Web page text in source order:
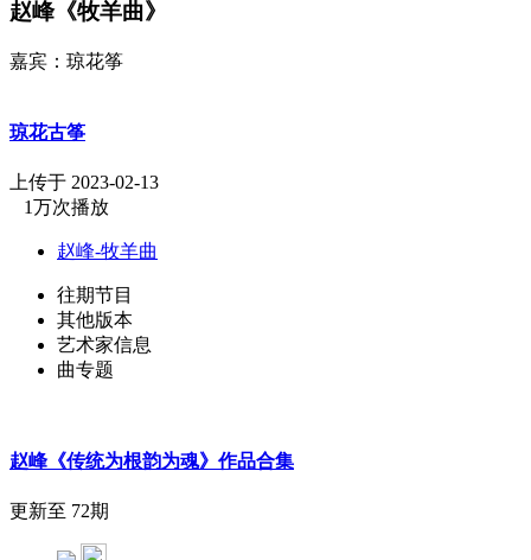
赵峰《牧羊曲》
嘉宾：琼花筝
琼花古筝
上传于 2023-02-13
1万次播放
赵峰-牧羊曲
往期节目
其他版本
艺术家信息
曲专题
赵峰《传统为根韵为魂》作品合集
更新至 72期